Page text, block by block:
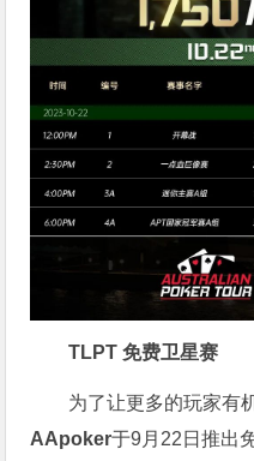
TLPT 免费卫星赛
为了让更多的玩家有
AApoker于9月22日推出